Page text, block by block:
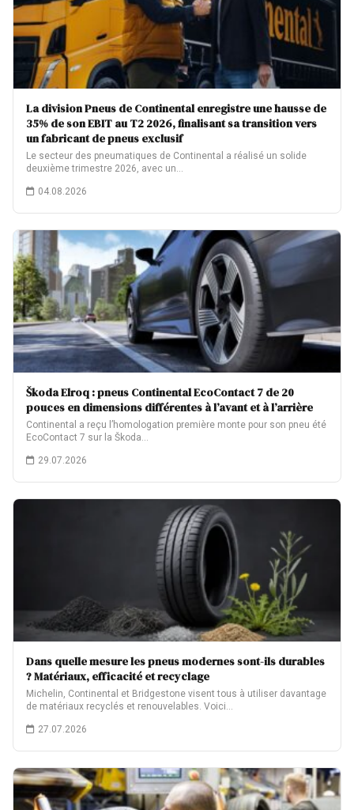
La division Pneus de Continental enregistre une hausse de
35% de son EBIT au T2 2026, finalisant sa transition vers
un fabricant de pneus exclusif
Le secteur des pneumatiques de Continental a réalisé un solide
deuxième trimestre 2026, avec un…
04.08.2026
Škoda Elroq : pneus Continental EcoContact 7 de 20
pouces en dimensions différentes à l’avant et à l’arrière
Continental a reçu l’homologation première monte pour son pneu été
EcoContact 7 sur la Škoda…
29.07.2026
Dans quelle mesure les pneus modernes sont-ils durables
? Matériaux, efficacité et recyclage
Michelin, Continental et Bridgestone visent tous à utiliser davantage
de matériaux recyclés et renouvelables. Voici…
27.07.2026